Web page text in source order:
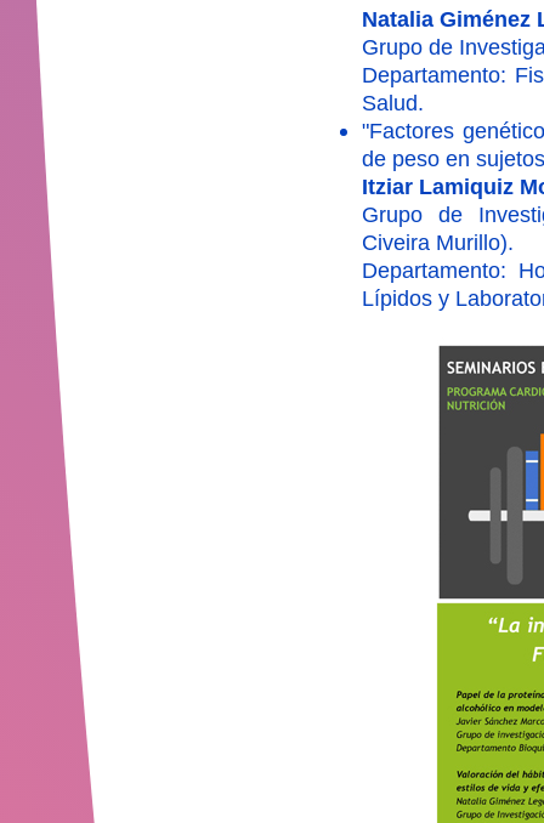
Natalia Giménez
Grupo de
Departamento:
Salud.
"Factores
de peso en
Itziar Lamiquiz
Grupo de
Civeira Murillo).
Departamento:
Lípidos y